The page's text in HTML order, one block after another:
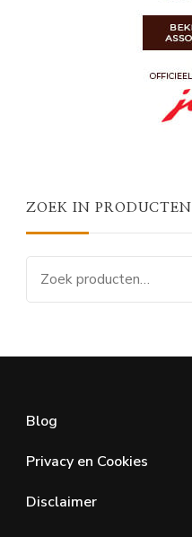
ZOEK IN PRODUCTEN
Blog
Privacy en Cookies
Disclaimer